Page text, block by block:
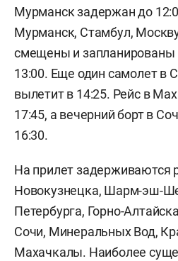
Мурманск задержан до
Мурманск, Стамбул,
смещены и запланированы
13:00. Еще один самолет в
вылетит в 14:25. Рейс в
17:45, а вечерний борт в
16:30.
На прилет задерживаются
Новокузнецка, Шарм-эш-
Петербурга, Горно-
Сочи, Минеральных Вод,
Махачкалы. Наиболее